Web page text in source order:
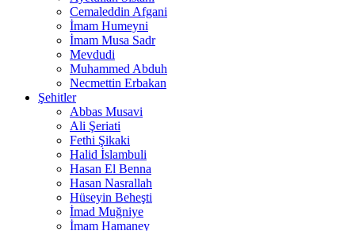
Cemaleddin Afgani
İmam Humeyni
İmam Musa Sadr
Mevdudi
Muhammed Abduh
Necmettin Erbakan
Şehitler
Abbas Musavi
Ali Şeriati
Fethi Şikaki
Halid İslambuli
Hasan El Benna
Hasan Nasrallah
Hüseyin Beheşti
İmad Muğniye
İmam Hamaney